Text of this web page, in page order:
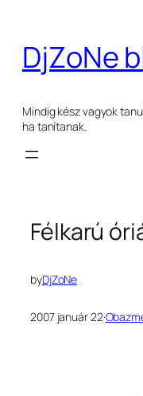
tartalomhoz
DjZoNe
Mindig kész vagyok
ha tanítanak.
Félkarú
byDjZoNe
2007 január 22·